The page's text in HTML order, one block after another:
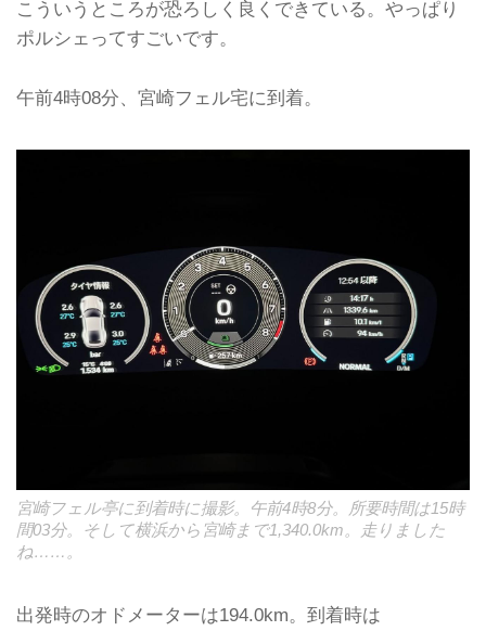
こういうところが恐ろしく良くできている。やっぱり
ポルシェってすごいです。
午前4時08分、宮崎フェル宅に到着。
宮崎フェル亭に到着時に撮影。午前4時8分。所要時間は15時
間03分。そして横浜から宮崎まで1,340.0km。走りました
ね……。
出発時のオドメーターは194.0km。到着時は